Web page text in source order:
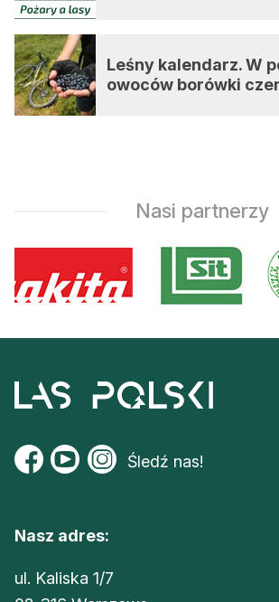
Leśny kalendarz. W
owoców borówki
Nasi partnerzy
Śledź nas!
Nasz adres:
ul. Kaliska 1/7